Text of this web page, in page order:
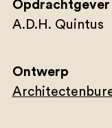
Opdrachtgever
A.D.H. Quintus
Ontwerp